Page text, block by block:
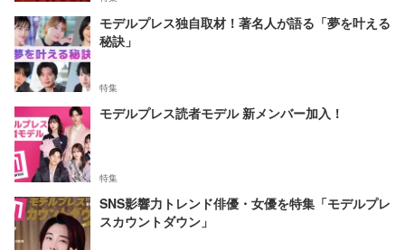
モデルプレス独自取材！著名人が語る「夢を叶える
秘訣」
特集
モデルプレス読者モデル 新メンバー加入！
特集
SNS影響力トレンド俳優・女優を特集「モデルプレ
スカウントダウン」